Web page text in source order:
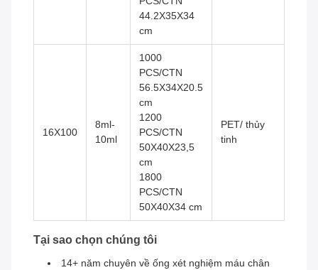
44.2X35X34
cm
16X100
8ml-
10ml
1000
PCS/CTN
56.5X34X20.5
cm
1200
PCS/CTN
50X40X23,5
cm
1800
PCS/CTN
50X40X34 cm
PET/ thủy
tinh
Tại sao chọn chúng tôi
14+ năm chuyên về ống xét nghiệm máu chân